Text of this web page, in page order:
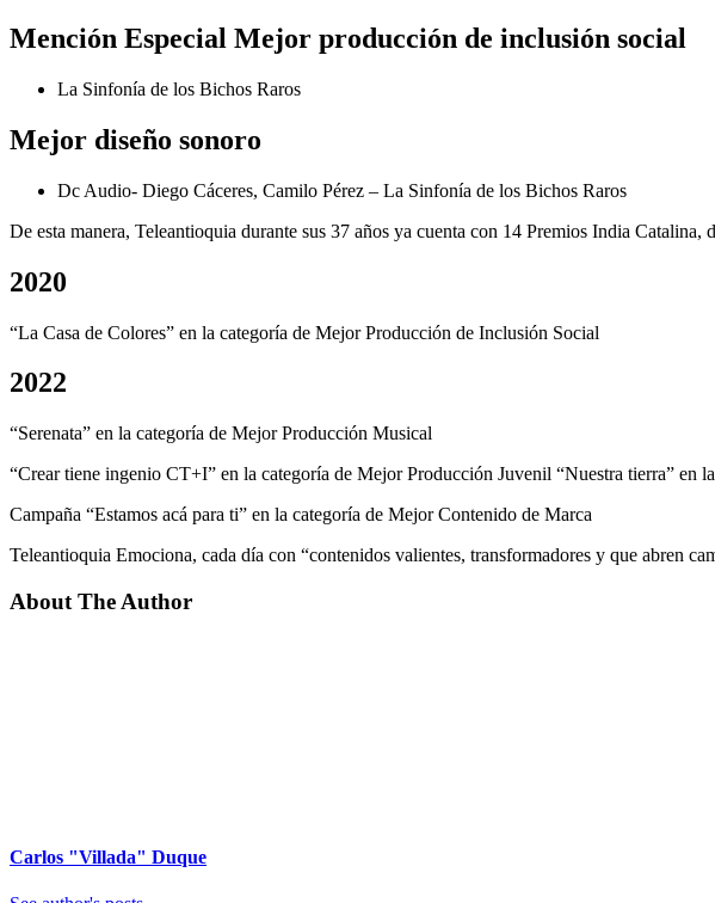
Mención Especial Mejor producción de inclusión social
La Sinfonía de los Bichos Raros
Mejor diseño sonoro
Dc Audio- Diego Cáceres, Camilo Pérez – La Sinfonía de los Bichos Raros
De esta manera, Teleantioquia durante sus 37 años ya cuenta con 14 Premios India Catalina,
2020
“La Casa de Colores” en la categoría de Mejor Producción de Inclusión Social
2022
“Serenata” en la categoría de Mejor Producción Musical
“Crear tiene ingenio CT+I” en la categoría de Mejor Producción Juvenil “Nuestra tierra” en
Campaña “Estamos acá para ti” en la categoría de Mejor Contenido de Marca
Teleantioquia Emociona, cada día con “contenidos valientes, transformadores y que abren
About The Author
Carlos "Villada" Duque